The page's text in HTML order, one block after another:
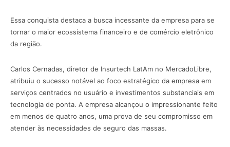
Essa conquista destaca a busca incessante da empresa para se
tornar o maior ecossistema financeiro e de comércio eletrônico
da região.
Carlos Cernadas, diretor de Insurtech LatAm no MercadoLibre,
atribuiu o sucesso notável ao foco estratégico da empresa em
serviços centrados no usuário e investimentos substanciais em
tecnologia de ponta. A empresa alcançou o impressionante feito
em menos de quatro anos, uma prova de seu compromisso em
atender às necessidades de seguro das massas.